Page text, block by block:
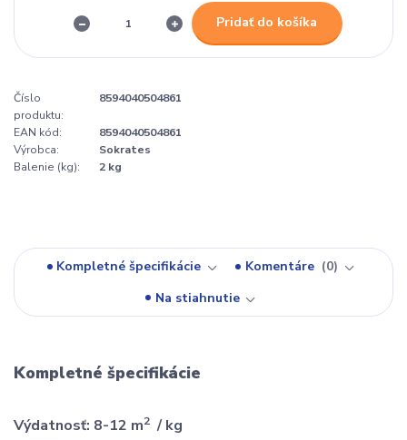
Pridať do košíka
Číslo
produktu:
8594040504861
EAN kód:
8594040504861
Výrobca:
Sokrates
Balenie (kg):
2 kg
Kompletné špecifikácie Komentáre
0
Na stiahnutie
Kompletné špecifikácie
Výdatnosť: 8-12 m2 / kg